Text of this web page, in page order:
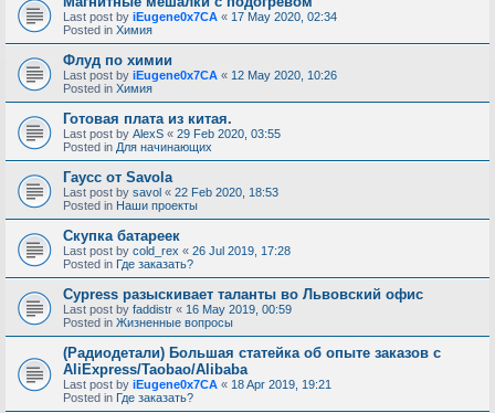
Last post by iEugene0x7CA « 17 May 2020, 02:34
Posted in Химия
Флуд по химии
Last post by iEugene0x7CA « 12 May 2020, 10:26
Posted in Химия
Готовая плата из китая.
Last post by AlexS « 29 Feb 2020, 03:55
Posted in Для начинающих
Гаусс от Savola
Last post by savol « 22 Feb 2020, 18:53
Posted in Наши проекты
Скупка батареек
Last post by cold_rex « 26 Jul 2019, 17:28
Posted in Где заказать?
Cypress разыскивает таланты во Львовский офис
Last post by faddistr « 16 May 2019, 00:59
Posted in Жизненные вопросы
(Радиодетали) Большая статейка об опыте заказов с
AliExpress/Taobao/Alibaba
Last post by iEugene0x7CA « 18 Apr 2019, 19:21
Posted in Где заказать?